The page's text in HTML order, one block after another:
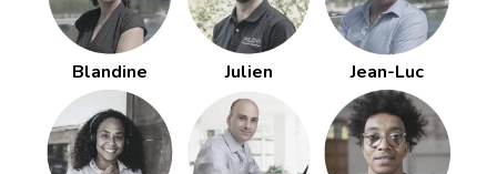
Blandine Julien Jean-Luc